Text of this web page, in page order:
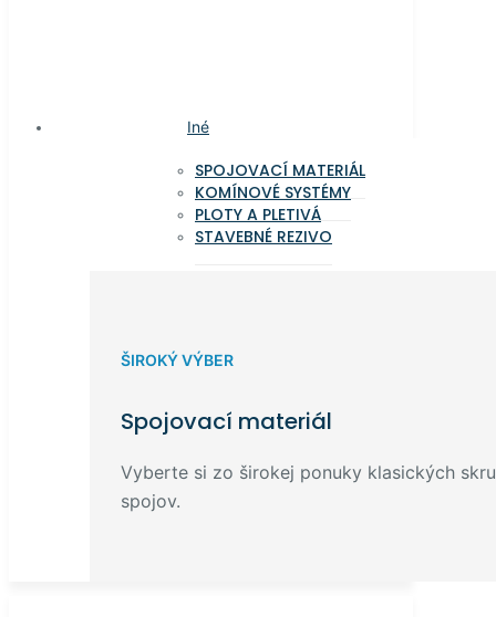
Iné
SPOJOVACÍ MATERIÁL
KOMÍNOVÉ SYSTÉMY
PLOTY A PLETIVÁ
STAVEBNÉ REZIVO
ŠIROKÝ VÝBER
Spojovací materiál
Vyberte si zo širokej ponuky klasických
spojov.